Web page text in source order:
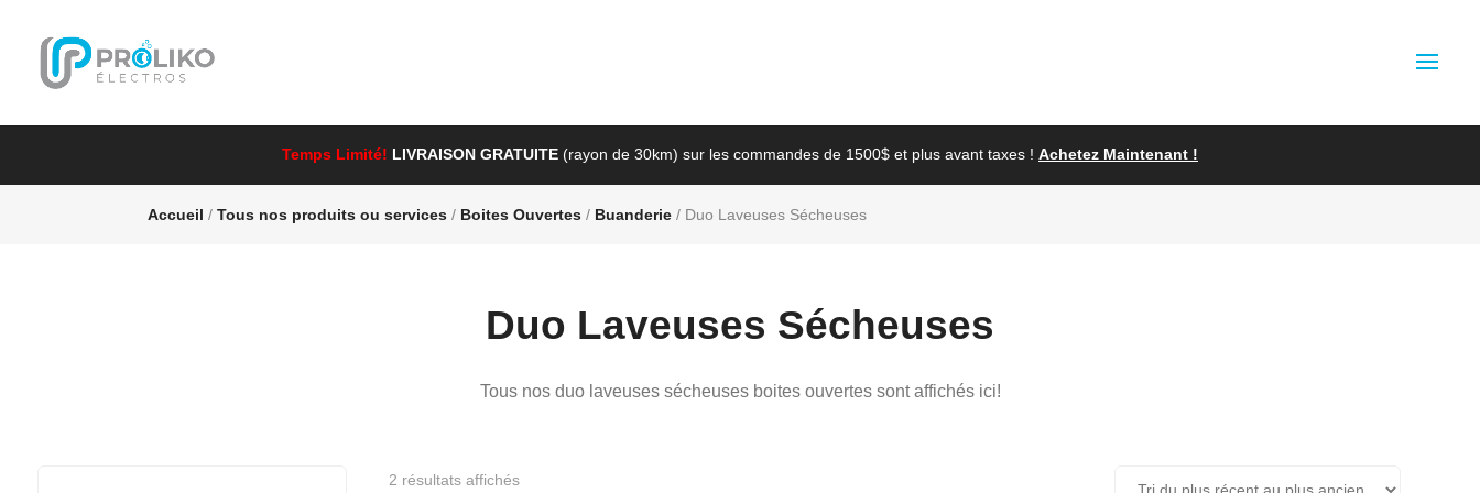
Temps Limité! LIVRAISON GRATUITE (rayon de 30km) sur les commandes de 1500$ et plus avant taxes ! Achetez Maintenant !
Accueil /Tous nos produits ou services / Boites Ouvertes / Buanderie / Duo Laveuses Sécheuses
Duo Laveuses Sécheuses
Tous nos duo laveuses sécheuses boites ouvertes sont affichés ici!
2 résultats affichésTrié